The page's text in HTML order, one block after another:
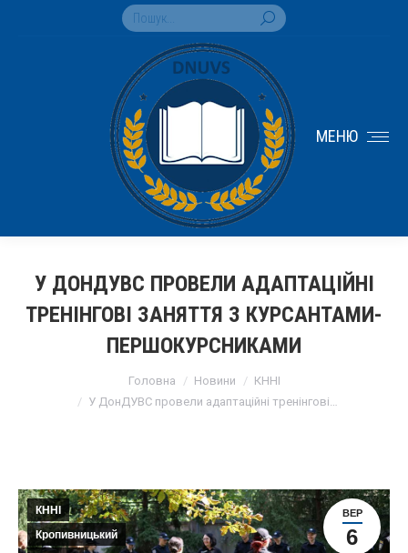
Search:
МЕНЮ
У ДОНДУВС ПРОВЕЛИ АДАПТАЦІЙНІ
ТРЕНІНГОВІ ЗАНЯТТЯ З КУРСАНТАМИ-
ПЕРШОКУРСНИКАМИ
Головна Новини
КННІ
У ДонДУВС провели адаптаційні тренінгові…
ВЕР
6
КННІ
Кропивницький